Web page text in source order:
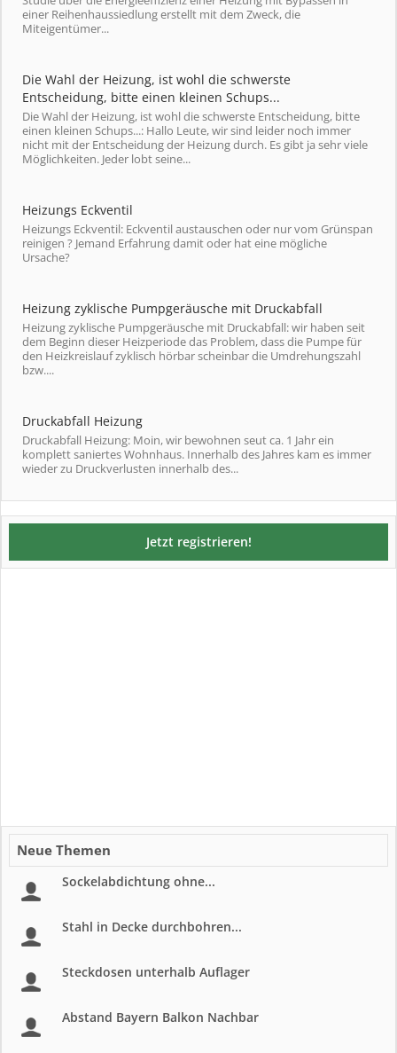
einer Reihenhaussiedlung erstellt mit dem Zweck, die
Miteigentümer...
Die Wahl der Heizung, ist wohl die schwerste
Entscheidung, bitte einen kleinen Schups...
Die Wahl der Heizung, ist wohl die schwerste Entscheidung, bitte
einen kleinen Schups...: Hallo Leute, wir sind leider noch immer
nicht mit der Entscheidung der Heizung durch. Es gibt ja sehr viele
Möglichkeiten. Jeder lobt seine...
Heizungs Eckventil
Heizungs Eckventil: Eckventil austauschen oder nur vom Grünspan
reinigen ? Jemand Erfahrung damit oder hat eine mögliche
Ursache?
Heizung zyklische Pumpgeräusche mit Druckabfall
Heizung zyklische Pumpgeräusche mit Druckabfall: wir haben seit
dem Beginn dieser Heizperiode das Problem, dass die Pumpe für
den Heizkreislauf zyklisch hörbar scheinbar die Umdrehungszahl
bzw....
Druckabfall Heizung
Druckabfall Heizung: Moin, wir bewohnen seut ca. 1 Jahr ein
komplett saniertes Wohnhaus. Innerhalb des Jahres kam es immer
wieder zu Druckverlusten innerhalb des...
Jetzt registrieren!
Neue Themen
Sockelabdichtung ohne...
Stahl in Decke durchbohren...
Steckdosen unterhalb Auflager
Abstand Bayern Balkon Nachbar